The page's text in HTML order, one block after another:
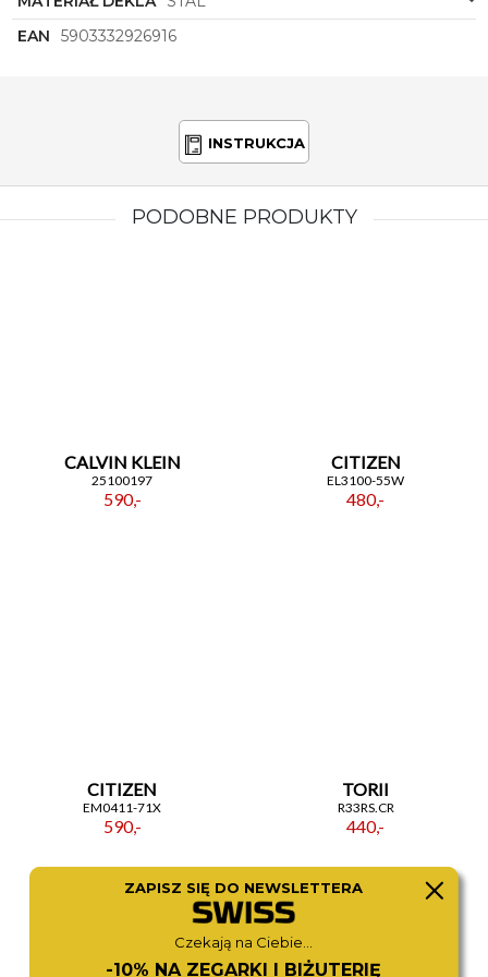
codziennego stylu!
EAN
5903332926916
INSTRUKCJA
PODOBNE PRODUKTY
CALVIN KLEIN
25100197
590,-
CITIZEN
EL3100-55W
480,-
CITIZEN
EM0411-71X
590,-
TORII
R33RS.CR
440,-
ZAPISZ SIĘ DO NEWSLETTERA
Czekają na Ciebie...
-10% NA ZEGARKI I BIŻUTERIĘ